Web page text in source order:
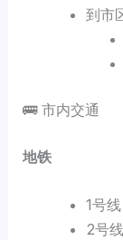
到市
🚌 市内交通
地铁
1号
2号